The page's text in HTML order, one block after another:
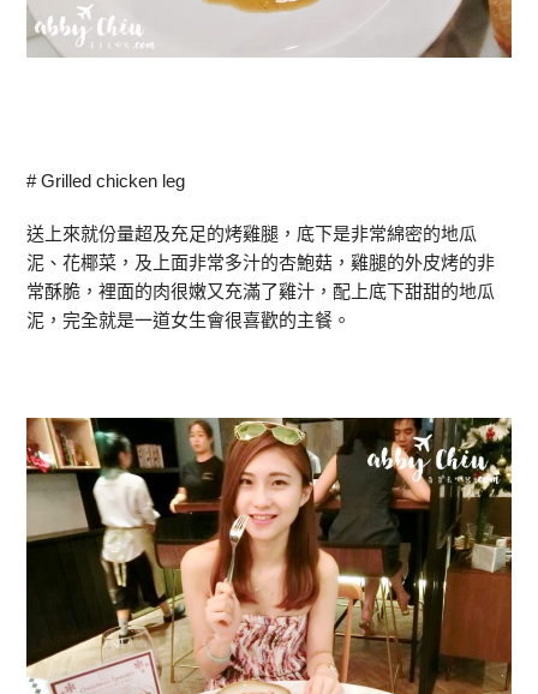
# Grilled chicken leg
送上來就份量超及充足的烤雞腿，底下是非常綿密的地瓜
泥、花椰菜，及上面非常多汁的杏鮑菇，雞腿的外皮烤的非
常酥脆，裡面的肉很嫩又充滿了雞汁，配上底下甜甜的地瓜
泥，完全就是一道女生會很喜歡的主餐。